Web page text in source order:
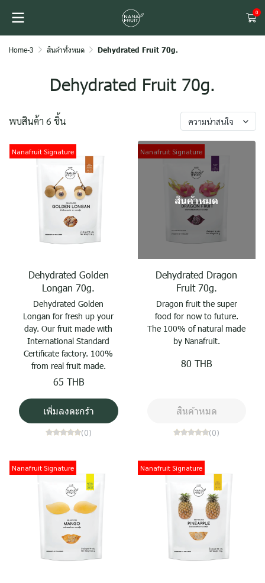
0
Home-3 สินค้าทั้งหมด Dehydrated Fruit 70g.
Dehydrated Fruit 70g.
พบสินค้า 6 ชิ้น ความน่าสนใจ
Nanafruit Signature
Dehydrated Golden
Longan 70g.
Dehydrated Golden
Longan for fresh up your
day. Our fruit made with
International Standard
Certificate factory. 100%
from real fruit made.
65 THB
เพิ่มลงตะกร้า
(0)
Nanafruit Signature
สินค้าหมด
Dehydrated Dragon
Fruit 70g.
Dragon fruit the super
food for now to future.
The 100% of natural made
by Nanafruit.
80 THB
สินค้าหมด
(0)
Nanafruit Signature Nanafruit Signature